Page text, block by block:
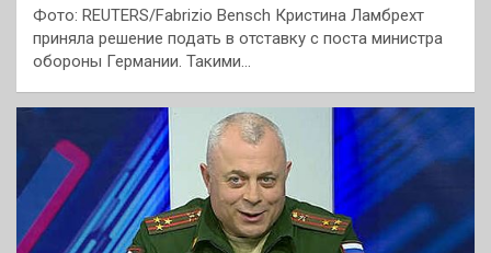
Фото: REUTERS/Fabrizio Bensch Кристина Ламбрехт
приняла решение подать в отставку с поста министра
обороны Германии. Такими…